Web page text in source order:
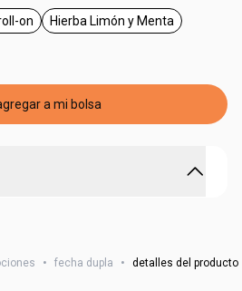
desodorante roll-on
on
general.tag Hierba
Hierba Limón y Menta
a mi bolsa
axilas con este desodorante
• fecha dupla • detalles del producto